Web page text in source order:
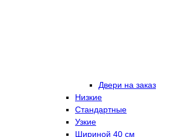
Двери на заказ
Низкие
Стандартные
Узкие
Шириной 40 см